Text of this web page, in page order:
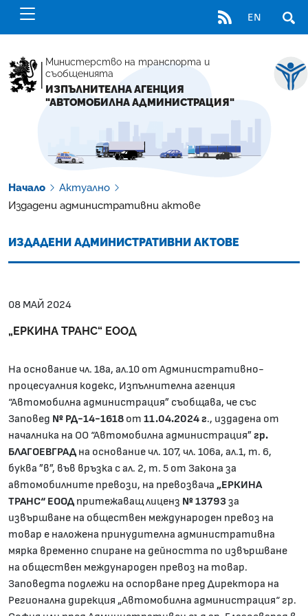
RSS EN
Министерство на транспорта и
съобщенията
ИЗПЪЛНИТЕЛНА АГЕНЦИЯ
"АВТОМОБИЛНА АДМИНИСТРАЦИЯ"
Начало
Актуално
Издадени административни актове
ИЗДАДЕНИ АДМИНИСТРАТИВНИ АКТОВЕ
08 МАЙ 2024
„ЕРКИНА ТРАНС“ ЕООД
На основание чл. 18а, ал.10 от Административно-
процесуалния кодекс, Изпълнителна агенция
“Автомобилна администрация” съобщава, че със
Заповед № РД-14-1618 от 11.04.2024 г., издадена от
началника на ОО “Автомобилна администрация”гр.
БЛАГОЕВГРАД на основание чл. 107, чл. 106а, ал.1, т. 6,
буква ”в”, във връзка с ал. 2, т. 5 от Закона за
автомобилните превози, на превозвача „ЕРКИНА
ТРАНС“ ЕООД притежаващ лиценз № 13793 за
извършване на обществен международен превоз на
товар е наложена принудителна административна
мярка временно спиране на дейността по извършване
на обществен международен превоз на товар.
Заповедта подлежи на оспорване пред Директора на
Регионална дирекция „Автомобилна администрация“ гр.